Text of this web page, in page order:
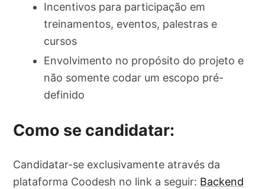
Incentivos para participação em
treinamentos, eventos, palestras e
cursos
Envolvimento no propósito do projeto e
não somente codar um escopo pré-
definido
Como se candidatar:
Candidatar-se exclusivamente através da
plataforma Coodesh no link a seguir: Backend